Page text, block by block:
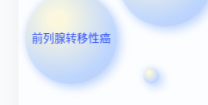
前列腺转移性癌